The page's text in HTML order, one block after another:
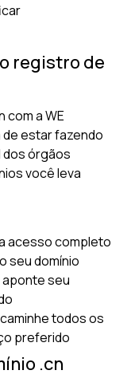
registro de
com a WE
de estar fazendo
órgãos
você leva
acesso completo
seu domínio
aponte seu
todos os
preferido
.cn